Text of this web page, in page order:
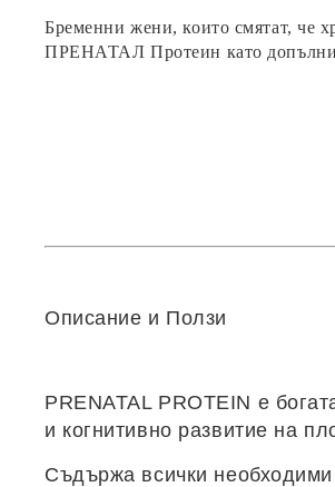
Бременни жени, които смятат, че
ПРЕНАТАЛ Протеин като
Описание и Ползи
PRENATAL PROTEIN e
и когнитивно развитие на
Съдържа всички